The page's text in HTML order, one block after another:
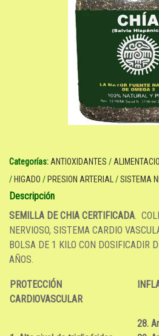
Categorías: ANTIOXIDANTES /
/ HIGADO / PRESION ARTERIAL /SISTEMA
Descripción
SEMILLA DE CHIA CERTIFICADA.
NERVIOSO, SISTEMA CARDIO
BOLSA DE 1 KILO CON DOSIFICADIR
AÑOS.
PROTECCIÓN
CARDIOVASCULAR
28.